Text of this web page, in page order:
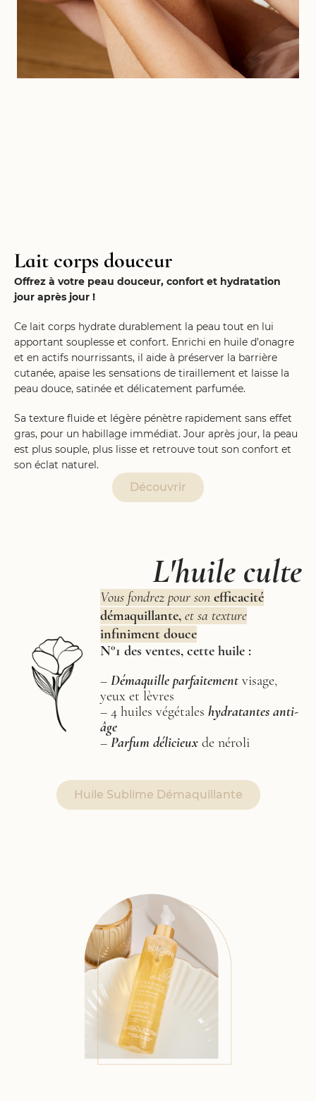
Lait corps douceur
Offrez à votre peau douceur, confort et hydratation
jour après jour !
Ce lait corps hydrate durablement la peau tout en lui
apportant souplesse et confort. Enrichi en huile d’onagre
et en actifs nourrissants, il aide à préserver la barrière
cutanée, apaise les sensations de tiraillement et laisse la
peau douce, satinée et délicatement parfumée.
Sa texture fluide et légère pénètre rapidement sans effet
gras, pour un habillage immédiat. Jour après jour, la peau
est plus souple, plus lisse et retrouve tout son confort et
son éclat naturel.
Découvrir
L'huile culte
Vous fondrez pour son efficacité
démaquillante, et sa texture
infiniment douce
N°1 des ventes, cette huile :
–Démaquille parfaitement visage,
yeux et lèvres
– 4 huiles végétaleshydratantes anti-
âge
–Parfum délicieux de néroli
Huile Sublime Démaquillante